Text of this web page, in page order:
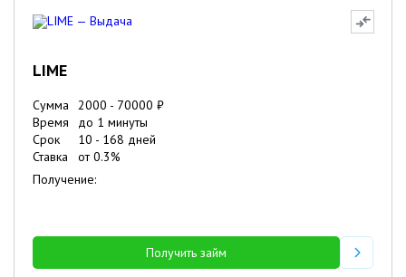
LIME
Сумма 2000 - 70000 ₽
Время
до 1 минуты
Срок
10 - 168 дней
Ставка
от0.3%
Получение:
Получить займ